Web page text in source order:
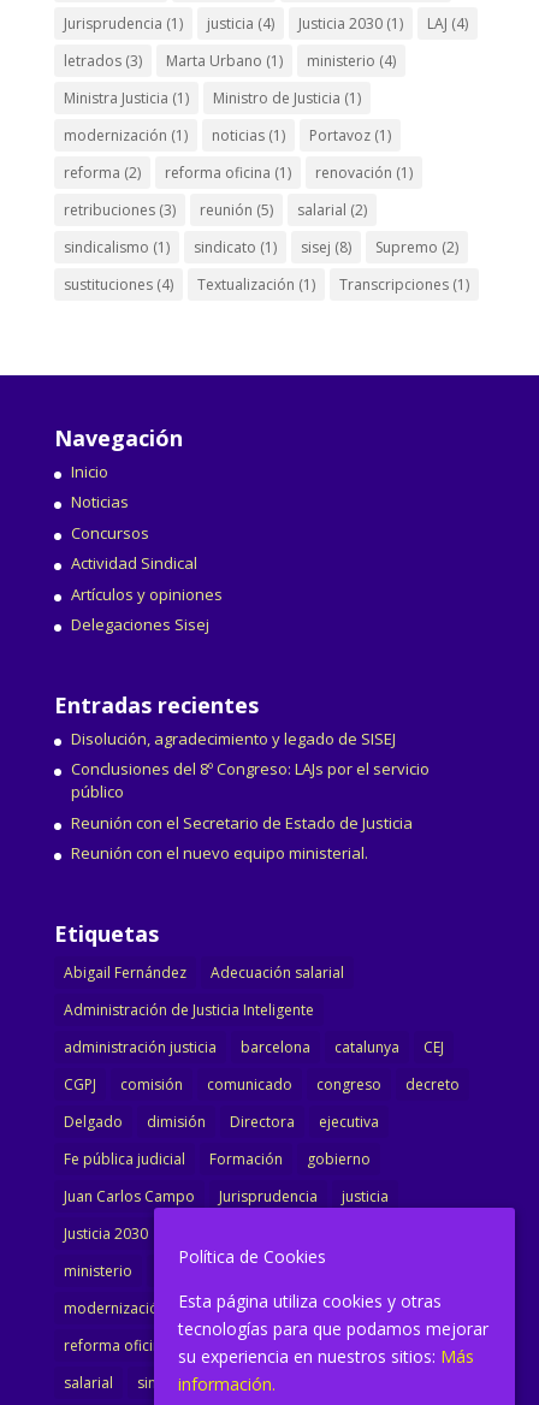
Jurisprudencia (1) justicia (4) Justicia 2030(1) LAJ (4)
letrados(3) Marta Urbano (1) ministerio (4)
Ministra Justicia (1) Ministro de Justicia (1)
modernización (1) noticias(1) Portavoz(1)
reforma (2) reforma oficina (1) renovación (1)
retribuciones(3) reunión (5) salarial (2)
sindicalismo (1) sindicato (1) sisej (8) Supremo (2)
sustituciones(4) Textualización (1) Transcripciones(1)
Navegación
Inicio
Noticias
Concursos
Actividad Sindical
Artículos y opiniones
Delegaciones Sisej
Entradas recientes
Disolución, agradecimiento y legado de SISEJ
Conclusiones del 8º Congreso: LAJs por el servicio
público
Reunión con el Secretario de Estado de Justicia
Reunión con el nuevo equipo ministerial.
Etiquetas
Abigail Fernández
Adecuación salarial
Administración de Justicia Inteligente
administración justicia
barcelona catalunya
CEJ
CGPJ
comisión comunicado congreso
decreto
Delgado
dimisión Directora
ejecutiva
Fe pública judicial
Formación
gobierno
Juan Carlos Campo
Jurisprudencia
justicia
Justicia 2030
ministerio
modernización
noticias Portavoz
reforma
reforma oficina
renovación retribuciones
reunión
salarial
sindicalismo sindicato
Política de Cookies
Esta página utiliza cookies y otras
tecnologías para que podamos mejorar
su experiencia en nuestros sitios: Más
información.